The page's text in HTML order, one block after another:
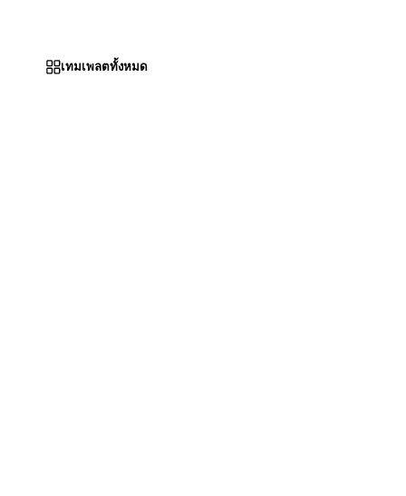
เทมเพลตทั้งหมด